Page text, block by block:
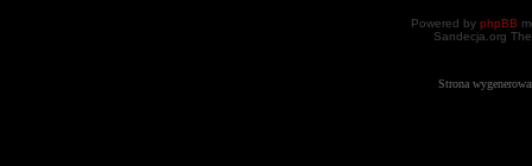
Powered by phpBB
Sandecja.org
Strona